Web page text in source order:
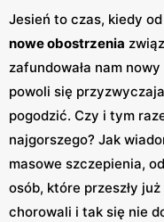
Jesień to czas, kiedy
nowe obostrzenia
zafundowała nam
powoli się
pogodzić. Czy i tym
najgorszego? Jak
masowe szczepienia,
osób, które przeszły
chorowali i tak się nie